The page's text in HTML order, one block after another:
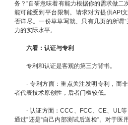
务？”自研意味着有能力根据你的需求做二
能可能受到平台限制。请求对方提供API
否详尽。一份草草写就、只有几页的所谓
力的实际水平。
六看：认证与专利
专利和认证是客观的第三方背书。
- 专利方面：重点关注发明专利，而
者代表技术原创性，后者门槛较低。
- 认证方面：CCC、FCC、CE、UL
通过”还是“自己内部测试后送检”。对于医